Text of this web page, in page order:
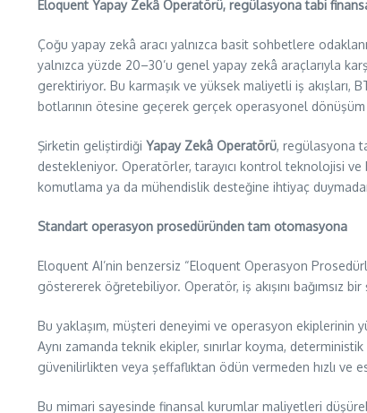
Eloquent Yapay Zekâ Operatörü, regülasyona tabi
Çoğu yapay zekâ aracı yalnızca basit sohbetlere
yalnızca yüzde 20–30’u genel yapay zekâ araçlarıyla
gerektiriyor. Bu karmaşık ve yüksek maliyetli iş akışları,
botlarının ötesine geçerek gerçek operasyonel
Şirketin geliştirdiği Yapay Zekâ Operatörü, regülasyona
destekleniyor. Operatörler, tarayıcı kontrol teknolojisi
komutlama ya da mühendislik desteğine ihtiyaç
Standart operasyon prosedüründen tam otomasyona
Eloquent AI’nin benzersiz “Eloquent Operasyon
göstererek öğretebiliyor. Operatör, iş akışını bağımsız
Bu yaklaşım, müşteri deneyimi ve operasyon ekiplerinin
Aynı zamanda teknik ekipler, sınırlar koyma,
güvenilirlikten veya şeffaflıktan ödün vermeden hızlı ve
Bu mimari sayesinde finansal kurumlar maliyetleri